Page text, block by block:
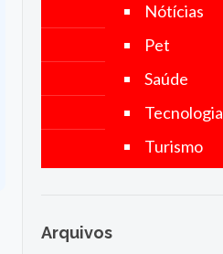
muito mais.
Nótícias
Pet
Saúde
Tecnologia
Turismo
Arquivos